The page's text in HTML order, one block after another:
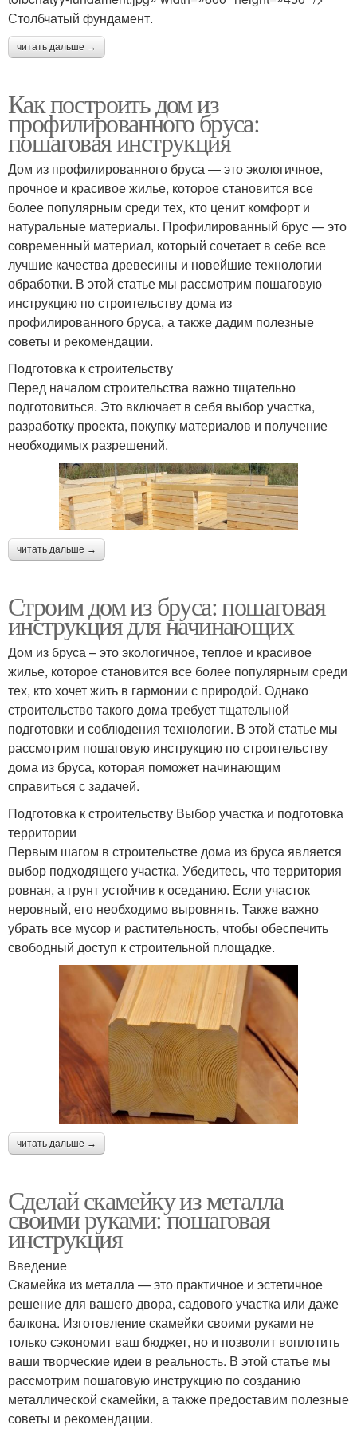
Столбчатый фундамент.
читать дальше →
Как построить дом из
профилированного бруса:
пошаговая инструкция
Дом из профилированного бруса — это экологичное,
прочное и красивое жилье, которое становится все
более популярным среди тех, кто ценит комфорт и
натуральные материалы. Профилированный брус — это
современный материал, который сочетает в себе все
лучшие качества древесины и новейшие технологии
обработки. В этой статье мы рассмотрим пошаговую
инструкцию по строительству дома из
профилированного бруса, а также дадим полезные
советы и рекомендации.
Подготовка к строительству
Перед началом строительства важно тщательно
подготовиться. Это включает в себя выбор участка,
разработку проекта, покупку материалов и получение
необходимых разрешений.
читать дальше →
Строим дом из бруса: пошаговая
инструкция для начинающих
Дом из бруса – это экологичное, теплое и красивое
жилье, которое становится все более популярным среди
тех, кто хочет жить в гармонии с природой. Однако
строительство такого дома требует тщательной
подготовки и соблюдения технологии. В этой статье мы
рассмотрим пошаговую инструкцию по строительству
дома из бруса, которая поможет начинающим
справиться с задачей.
Подготовка к строительству Выбор участка и подготовка
территории
Первым шагом в строительстве дома из бруса является
выбор подходящего участка. Убедитесь, что территория
ровная, а грунт устойчив к оседанию. Если участок
неровный, его необходимо выровнять. Также важно
убрать все мусор и растительность, чтобы обеспечить
свободный доступ к строительной площадке.
читать дальше →
Сделай скамейку из металла
своими руками: пошаговая
инструкция
Введение
Скамейка из металла — это практичное и эстетичное
решение для вашего двора, садового участка или даже
балкона. Изготовление скамейки своими руками не
только сэкономит ваш бюджет, но и позволит воплотить
ваши творческие идеи в реальность. В этой статье мы
рассмотрим пошаговую инструкцию по созданию
металлической скамейки, а также предоставим полезные
советы и рекомендации.